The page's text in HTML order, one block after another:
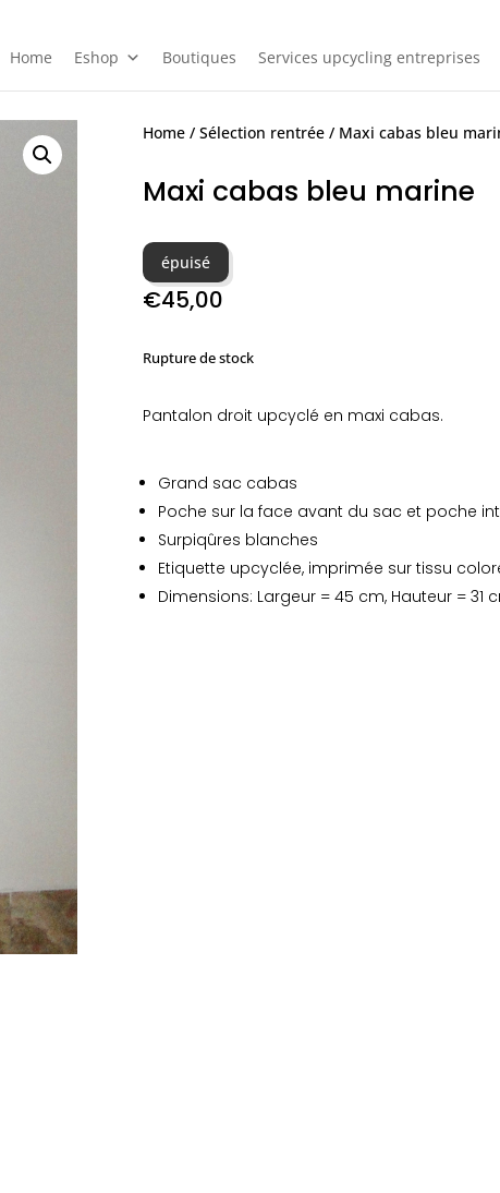
Home Eshop Boutiques Services upcycling entreprises
Home/ Sélection rentrée/ Maxi cabas bleu
Maxi cabas bleu marine
épuisé
€45,00
Rupture de stock
Pantalon droit upcyclé en maxi cabas.
Grand sac cabas
Poche sur la face avant du sac et poche
Surpiqûres blanches
Etiquette upcyclée, imprimée sur tissu
Dimensions: Largeur = 45 cm, Hauteur = 31